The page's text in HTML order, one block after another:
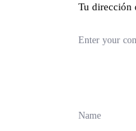
Tu dirección